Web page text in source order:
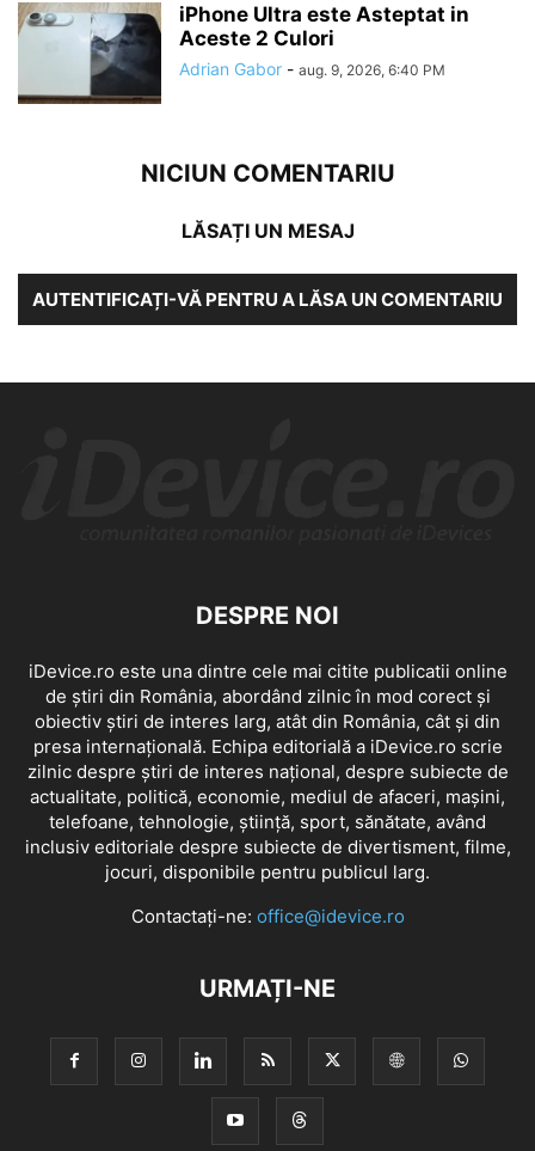
iPhone Ultra este Asteptat in
Aceste 2 Culori
Adrian Gabor - aug. 9, 2026, 6:40 PM
NICIUN COMENTARIU
LĂSAȚI UN MESAJ
AUTENTIFICAȚI-VĂ PENTRU A LĂSA UN COMENTARIU
DESPRE NOI
iDevice.ro este una dintre cele mai citite publicatii online
de știri din România, abordând zilnic în mod corect și
obiectiv știri de interes larg, atât din România, cât și din
presa internațională. Echipa editorială a iDevice.ro scrie
zilnic despre știri de interes național, despre subiecte de
actualitate, politică, economie, mediul de afaceri, mașini,
telefoane, tehnologie, știință, sport, sănătate, având
inclusiv editoriale despre subiecte de divertisment, filme,
jocuri, disponibile pentru publicul larg.
Contactați-ne: office@idevice.ro
URMAȚI-NE